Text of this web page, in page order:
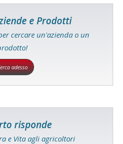
e Prodotti
cercare un'azienda o un
adesso
risponde
e Vita agli agricoltori